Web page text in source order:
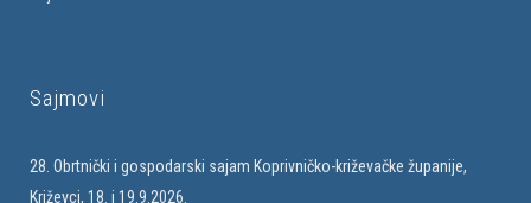
Sajmovi
28. Obrtnički i gospodarski sajam Koprivničko-križevačke županije,
Križevci, 18. i 19.9.2026.